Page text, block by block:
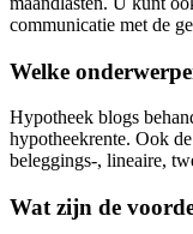
communicatie met de
Welke
Hypotheek blogs
hypotheekrente. Ook
beleggings-, lineaire,
Wat zijn de